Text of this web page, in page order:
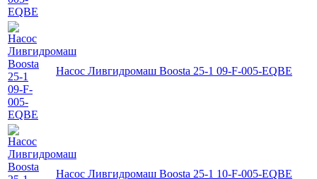
Насос Ливгидромаш Boosta 25-1 09-F-005-EQBE
Насос Ливгидромаш Boosta 25-1 10-F-005-EQBE